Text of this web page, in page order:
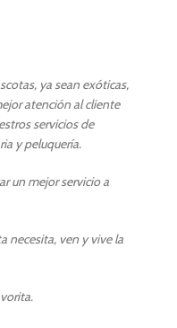
ya sean exóticas,
atención al cliente
servicios de
y peluquería.
un mejor servicio a
necesita, ven y vive la